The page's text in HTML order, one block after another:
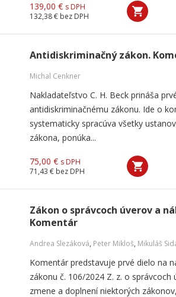
139,00 € s DPH
132,38 € bez DPH
Antidiskriminačný zákon.
Michal Cenkner
Nakladateľstvo C. H. Beck prináša
antidiskriminačnému zákonu. Ide o
systematicky spracúva všetky
zákona, ponúka...
75,00 € s DPH
71,43 € bez DPH
Zákon o správcoch úverov a
Komentár
Andrea Slezáková, Peter Mikloš, Mikuláš
Komentár predstavuje prvé dielo na
zákonu č. 106/2024 Z. z. o
zmene a doplnení niektorých